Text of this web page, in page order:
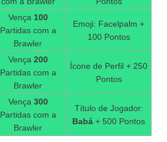
Vença 100
Partidas com a
Brawler
Emoji: Facelpalm +
100 Pontos
Vença 200
Partidas com a
Brawler
Ícone de Perfil + 250
Pontos
Vença 300
Partidas com a
Brawler
Título de Jogador:
Babá + 500 Pontos